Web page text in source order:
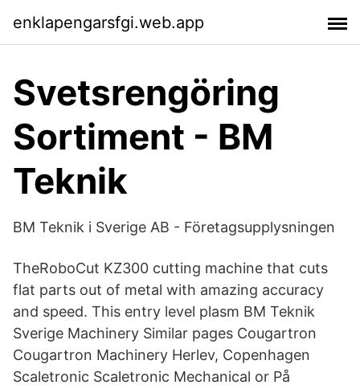
enklapengarsfgi.web.app
Svetsrengöring
Sortiment - BM
Teknik
BM Teknik i Sverige AB - Företagsupplysningen
TheRoboCut KZ300 cutting machine that cuts
flat parts out of metal with amazing accuracy
and speed. This entry level plasm BM Teknik
Sverige Machinery Similar pages Cougartron
Cougartron Machinery Herlev, Copenhagen
Scaletronic Scaletronic Mechanical or På